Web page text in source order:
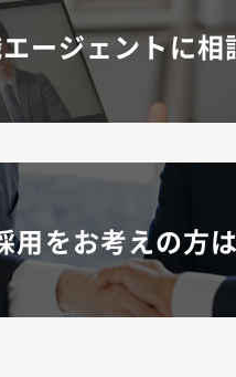
ージェントに相
用をお考えの方